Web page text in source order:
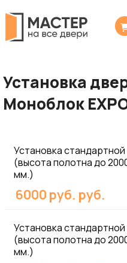
Установка
Моноблок
Установка
(высота полотна до
мм.)
6000 руб. руб.
Установка
(высота полотна до
мм.)